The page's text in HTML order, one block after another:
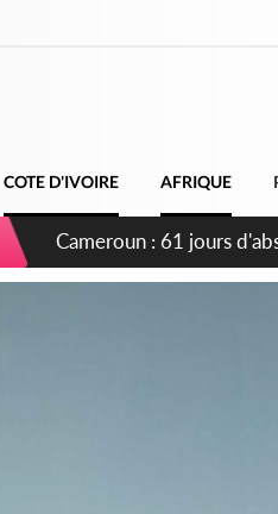
COTE D'IVOIRE AFRIQUE
Côte d'Ivoire : Fin de la